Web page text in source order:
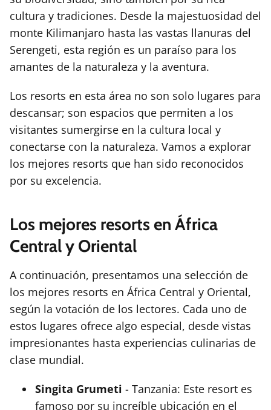
cultura y tradiciones. Desde la majestuosidad del
monte Kilimanjaro hasta las vastas llanuras del
Serengeti, esta región es un paraíso para los
amantes de la naturaleza y la aventura.
Los resorts en esta área no son solo lugares para
descansar; son espacios que permiten a los
visitantes sumergirse en la cultura local y
conectarse con la naturaleza. Vamos a explorar
los mejores resorts que han sido reconocidos
por su excelencia.
Los mejores resorts en África
Central y Oriental
A continuación, presentamos una selección de
los mejores resorts en África Central y Oriental,
según la votación de los lectores. Cada uno de
estos lugares ofrece algo especial, desde vistas
impresionantes hasta experiencias culinarias de
clase mundial.
Singita Grumeti - Tanzania: Este resort es
famoso por su increíble ubicación en el